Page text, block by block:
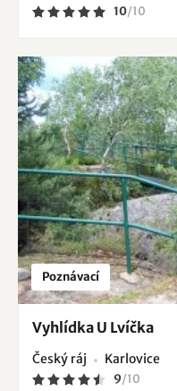
10/10
Poznávací
Vyhlídka U Lvíčka
Český ráj Karlovice
9/10